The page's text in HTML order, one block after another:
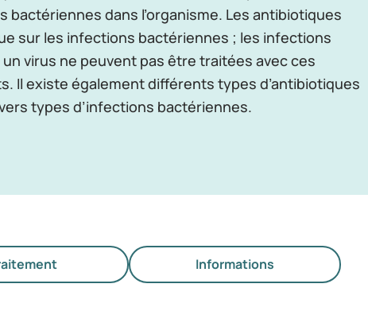
bactériennes dans l’organisme. Les antibiotiques
sur les infections bactériennes ; les infections
virus ne peuvent pas être traitées avec ces
Il existe également différents types d’antibiotiques
types d’infections bactériennes.
Informations